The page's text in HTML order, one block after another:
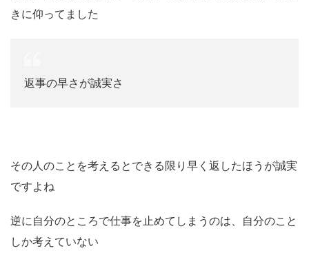
きに仰ってました
返事の早さが誠実さ
その人のことを考えるとできる限り早く返したほうが誠実
ですよね
逆に自分のところで仕事を止めてしまうのは、自分のこと
しか考えていない